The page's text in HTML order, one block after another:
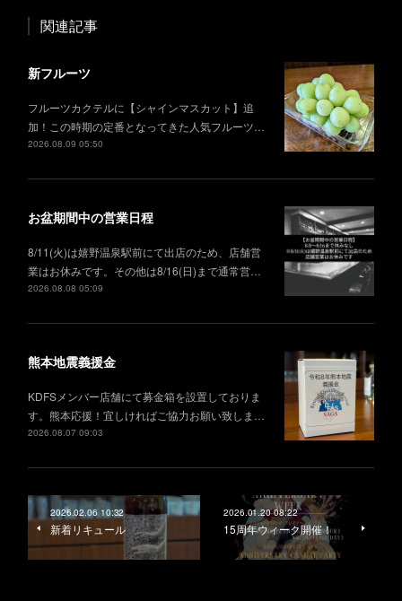
関連記事
新フルーツ
フルーツカクテルに【シャインマスカット】追
加！この時期の定番となってきた人気フルーツ…
2026.08.09 05:50
お盆期間中の営業日程
8/11(火)は嬉野温泉駅前にて出店のため、店舗営
業はお休みです。その他は8/16(日)まで通常営…
2026.08.08 05:09
熊本地震義援金
KDFSメンバー店舗にて募金箱を設置しておりま
す。熊本応援！宜しければご協力お願い致しま…
2026.08.07 09:03
2026.02.06 10:32
新着リキュール
2026.01.20 08:22
15周年ウィーク開催！